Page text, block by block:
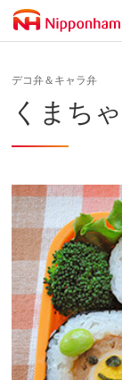
デコ弁＆キャラ弁
くまち